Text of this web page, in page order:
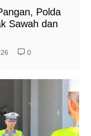
Polda
Sawah dan
0